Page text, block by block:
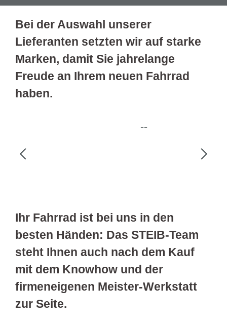
Bei der Auswahl unserer
Lieferanten setzten wir auf starke
Marken, damit Sie jahrelange
Freude an Ihrem neuen Fahrrad
haben.
Ihr Fahrrad ist bei uns in den
besten Händen: Das STEIB-Team
steht Ihnen auch nach dem Kauf
mit dem Knowhow und der
firmeneigenen Meister-Werkstatt
zur Seite.